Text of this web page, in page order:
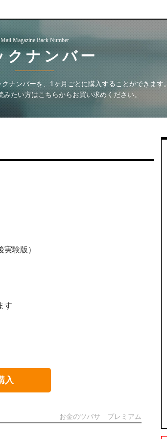
Mail Magazine Back Number
クナンバー
ナンバーを、1ヶ月ごとに購入することができます。
たい方はこちらからお買い求めください。
験版）
す
入
お金のツバサ プレミアム